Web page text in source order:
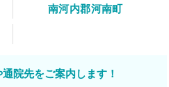
南河内郡河南町
院先をご案内します！